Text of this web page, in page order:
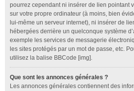
pourrez cependant ni insérer de lien pointant
sur votre propre ordinateur (à moins, bien
lui-même un serveur internet), ni insérer de
hébergées derrière un quelconque système
exemple les services de messagerie
les sites protégés par un mot de passe, etc.
utilisez la balise BBCode [img].
Que sont les annonces générales ?
Les annonces générales contiennent des